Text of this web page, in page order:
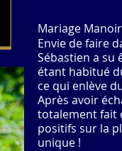
Mariage
Envie de faire
Sébastien a su
étant habitué
ce qui enlève
Après avoir
totalement fait
positifs sur la
unique !